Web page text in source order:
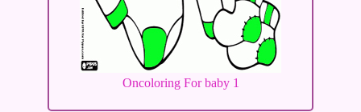
Oncoloring For baby 1